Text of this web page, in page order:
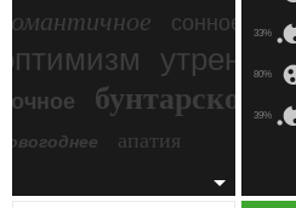
сонное
утреннее
бунтарское
апатия
33%
80%
39%
80%